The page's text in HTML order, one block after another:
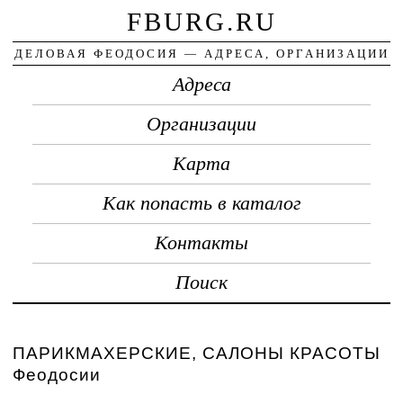
FBURG.RU
ДЕЛОВАЯ ФЕОДОСИЯ — АДРЕСА, ОРГАНИЗАЦИИ
Адреса
Организации
Карта
Как попасть в каталог
Контакты
Поиск
ПАРИКМАХЕРСКИЕ, САЛОНЫ КРАСОТЫ
Феодосии